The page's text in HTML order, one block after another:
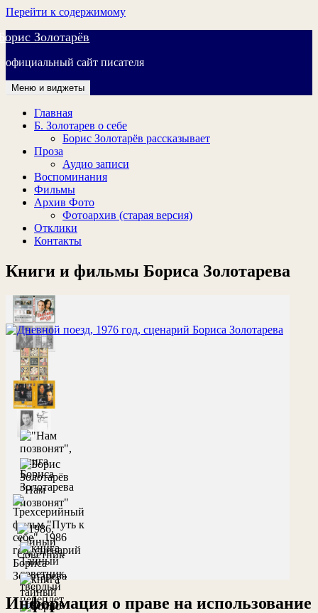
Перейти к содержимому
Золотарёв
официальный сайт писателя
Меню и виджеты
Главная
Б. Золотарев о себе
Борис Золотарёв рассказывает
Проза
Аудио записи
Воспоминания
Фильмы
Архив Фото
Фотоархив (старая версия)
Отклики
Контакты
Книги и фильмы Бориса Золотарева
Информация о праве на использование